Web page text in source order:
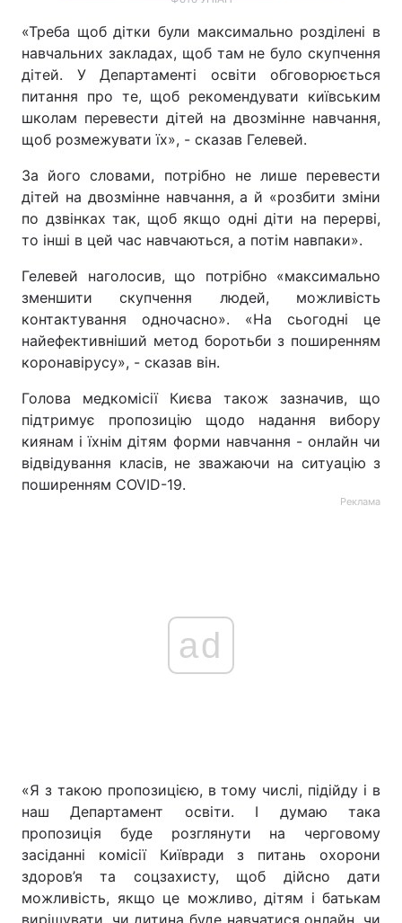
«Треба щоб дітки були максимально розділені в
навчальних закладах, щоб там не було скупчення
дітей. У Департаменті освіти обговорюється
питання про те, щоб рекомендувати київським
школам перевести дітей на двозмінне навчання,
щоб розмежувати їх», - сказав Гелевей.
За його словами, потрібно не лише перевести
дітей на двозмінне навчання, а й «розбити зміни
по дзвінках так, щоб якщо одні діти на перерві,
то інші в цей час навчаються, а потім навпаки».
Гелевей наголосив, що потрібно «максимально
зменшити скупчення людей, можливість
контактування одночасно». «На сьогодні це
найефективніший метод боротьби з поширенням
коронавірусу», - сказав він.
Голова медкомісії Києва також зазначив, що
підтримує пропозицію щодо надання вибору
киянам і їхнім дітям форми навчання - онлайн чи
відвідування класів, не зважаючи на ситуацію з
поширенням COVID-19.
Реклама
ad
«Я з такою пропозицією, в тому числі, підійду і в
наш Департамент освіти. І думаю така
пропозиція буде розглянути на черговому
засіданні комісії Київради з питань охорони
здоров’я та соцзахисту, щоб дійсно дати
можливість, якщо це можливо, дітям і батькам
вирішувати, чи дитина буде навчатися онлайн, чи